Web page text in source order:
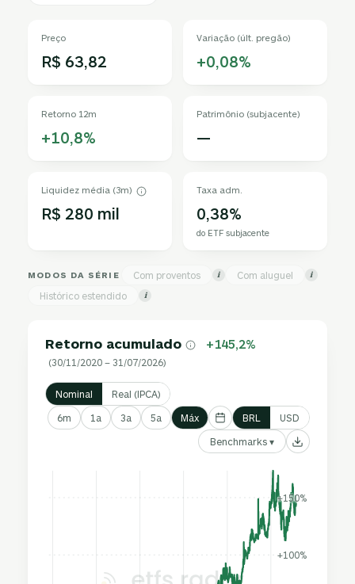
Preço
R$ 63,82
Variação (últ. pregão)
+0,08%
Retorno 12m
+10,8%
Patrimônio (subjacente)
—
Liquidez média (3m)
R$ 280 mil
Taxa adm.
0,38%
do ETF subjacente
MODOS DA SÉRIE Com proventos i Com aluguel i
Histórico estendido i
Retorno acumulado +145,2%
(30/11/2020 – 31/07/2026)
Nominal Real (IPCA)
6m 1a 3a 5a Máx BRL USD
Benchmarks ▾
+100%
+150%